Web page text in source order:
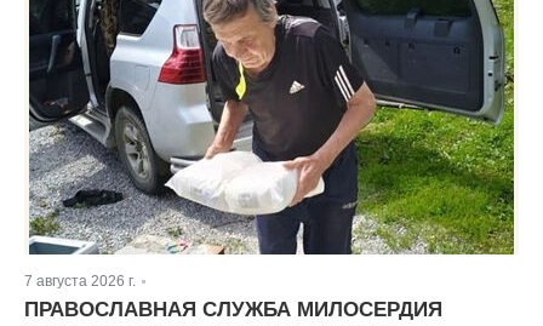
7 августа 2026 г.
ПРАВОСЛАВНАЯ СЛУЖБА МИЛОСЕРДИЯ